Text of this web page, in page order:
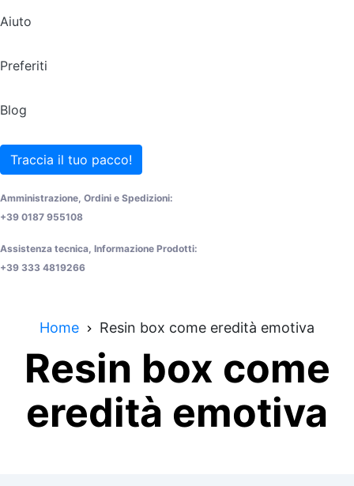
Aiuto
Preferiti
Blog
Traccia il tuo pacco!
Amministrazione, Ordini e Spedizioni:
+39 0187 955108
Assistenza tecnica, Informazione Prodotti:
+39 333 4819266
Home Resin box come eredità emotiva
Resin box come
eredità emotiva